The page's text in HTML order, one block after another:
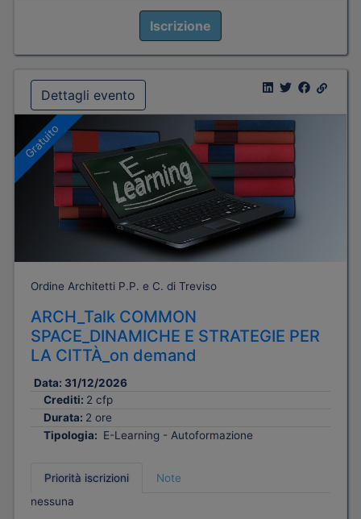
Iscrizione
Dettagli evento
Gratuito
Ordine Architetti P.P. e C. di Treviso
ARCH_Talk COMMON
SPACE_DINAMICHE E STRATEGIE PER
LA CITTÀ_on demand
Data: 31/12/2026
Crediti: 2 cfp
Durata: 2 ore
Tipologia: E-Learning - Autoformazione
Priorità iscrizioni
Note
nessuna